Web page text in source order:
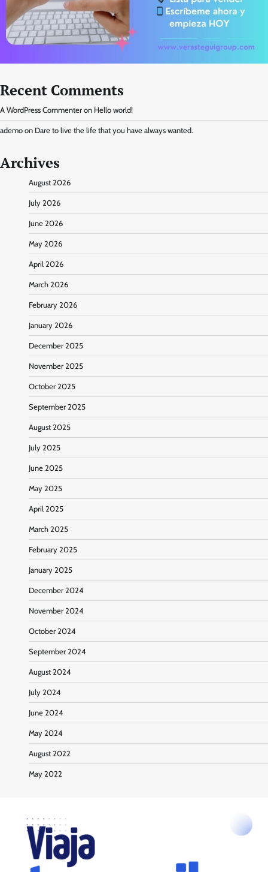
Recent Comments
A WordPress Commenter on Hello world!
ademo on Dare to live the life that you have always wanted.
Archives
August 2026
July 2026
June 2026
May 2026
April 2026
March 2026
February 2026
January 2026
December 2025
November 2025
October 2025
September 2025
August 2025
July 2025
June 2025
May 2025
April 2025
March 2025
February 2025
January 2025
December 2024
November 2024
October 2024
September 2024
August 2024
July 2024
June 2024
May 2024
August 2022
May 2022